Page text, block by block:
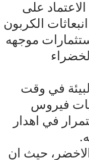
على
الكربون
موجهه
في وقت
فيروس
في اهدار
حيث ان